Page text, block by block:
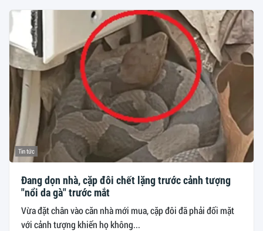
Tin tức
Đang dọn nhà, cặp đôi chết lặng trước cảnh tượng
"nổi da gà" trước mắt
Vừa đặt chân vào căn nhà mới mua, cặp đôi đã phải đối mặt
với cảnh tượng khiến họ không...